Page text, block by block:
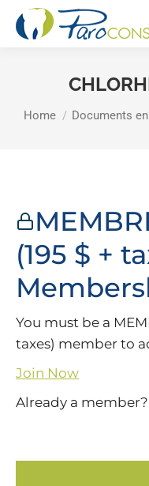
You are here:
Home Documents
(195 $ +
You must be a
taxes) member to
Join Now
Already a member?